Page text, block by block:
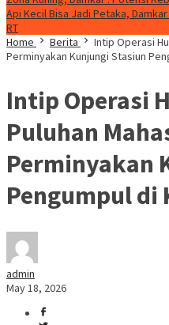
Api Kecil Bisa Jadi Petaka,
RT
Home
Berita
Intip Operasi
Perminyakan Kunjungi Stasiun
Intip Operasi
Puluhan
Perminyakan
Pengumpul di
admin
May 18, 2026